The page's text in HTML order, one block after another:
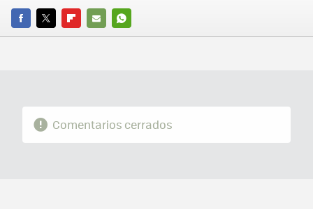
FACEBOOK
TWITTERFLIPBOARD
E-
WHATSAPP
Comentarios cerrados